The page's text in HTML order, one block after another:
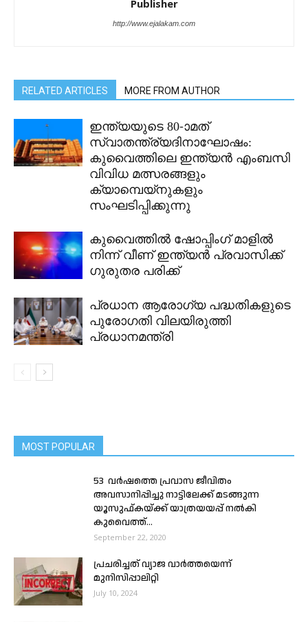
Publisher
http://www.ejalakam.com
RELATED ARTICLES MORE FROM AUTHOR
ഇന്ത്യയുടെ 80-ാമത്
സ്വാതന്ത്ര്യദിനാഘോഷം:
കുവൈത്തിലെ ഇന്ത്യൻ എംബസി
വിവിധ മത്സരങ്ങളും
ക്യാമ്പെയ്‌നുകളും
സംഘടിപ്പിക്കുന്നു
കുവൈത്തിൽ ഷോപ്പിംഗ് മാളിൽ
നിന്ന് വീണ് ഇന്ത്യൻ പ്രവാസിക്ക്
ഗുരുതര പരിക്ക്
പ്രധാന ആരോഗ്യ പദ്ധതികളുടെ
പുരോഗതി വിലയിരുത്തി
പ്രധാനമന്ത്രി
MOST POPULAR
53 വർഷത്തെ പ്രവാസ ജീവിതം
അവസാനിപ്പിച്ചു നാട്ടിലേക്ക് മടങ്ങുന്ന
യൂസുഫ്കയ്ക്ക് യാത്രയയപ്പ് നൽകി
കുവൈത്ത്...
September 22, 2020
പ്രചരിച്ചത് വ്യാജ വാർത്തയെന്ന്
മുനിസിപ്പാലിറ്റി
July 10, 2024